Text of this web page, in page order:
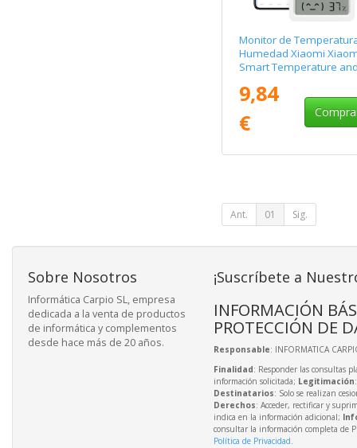
Monitor de
Humedad Xiaomi
Smart Temperature
9,84
€
Ant. 01 Sig.
Sobre Nosotros
Informática Carpio SL, empresa
dedicada a la venta de productos
de informática y complementos
desde hace más de 20 años.
¡Suscríbete a
INFORMACIÓN
PROTECCIÓN DE
Responsable: INFORMATICA
Finalidad: Responder las consultas
información solicitada; Legitimación
Destinatarios: Solo se realizan
Derechos: Acceder, rectificar y
indica en la información adicional;
consultar la información completa de
Política de Privacidad.